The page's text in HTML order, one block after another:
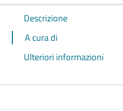
Descrizione
A cura di
Ulteriori informazioni